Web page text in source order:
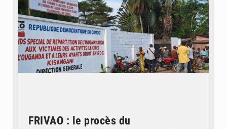
FRIVAO : le procès du